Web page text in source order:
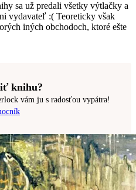
sa už predali všetky výtlačky a
vydavateľ :( Teoreticky však
iných obchodoch, ktoré ešte
knihu?
vám ju s radosťou vypátra!